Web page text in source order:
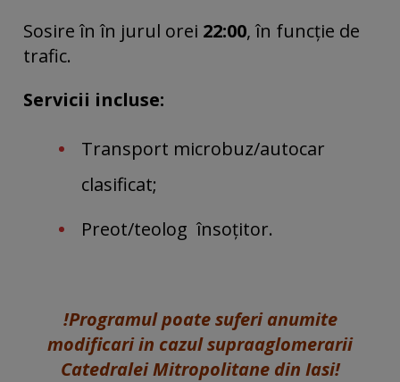
Sosire în în jurul orei 22:00, în funcție de
trafic.
Servicii incluse:
Transport microbuz/autocar
clasificat;
Preot/teolog însoțitor.
!Programul poate suferi anumite
modificari in cazul supraaglomerarii
Catedralei Mitropolitane din Iasi!